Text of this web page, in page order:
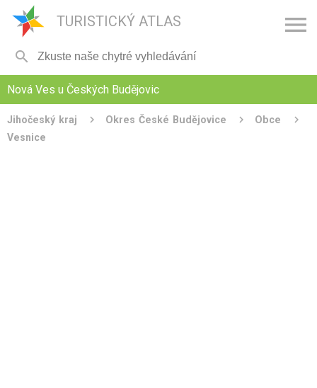
TURISTICKÝ ATLAS 

Nová Ves u Českých Budějovic
Jihočeský kraj Okres České Budějovice
Obce
Vesnice